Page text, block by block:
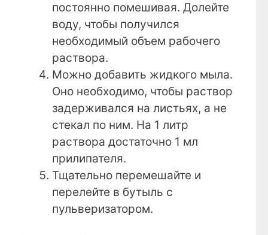
постоянно помешивая. Долейте
воду, чтобы получился
необходимый объем рабочего
раствора.
Можно добавить жидкого мыла.
Оно необходимо, чтобы раствор
задерживался на листьях, а не
стекал по ним. На 1 литр
раствора достаточно 1 мл
прилипателя.
Тщательно перемешайте и
перелейте в бутыль с
пульверизатором.